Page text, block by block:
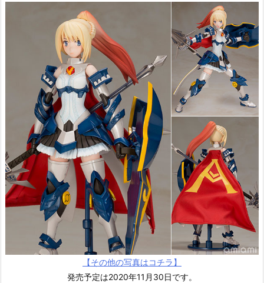
【その他の写真はコチラ】
発売予定は2020年11月30日です。